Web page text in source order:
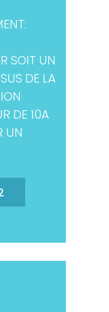
SOIT UN
DE LA
DE 10A
UN